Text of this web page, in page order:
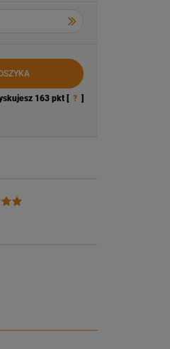
163pkt [ ? ]